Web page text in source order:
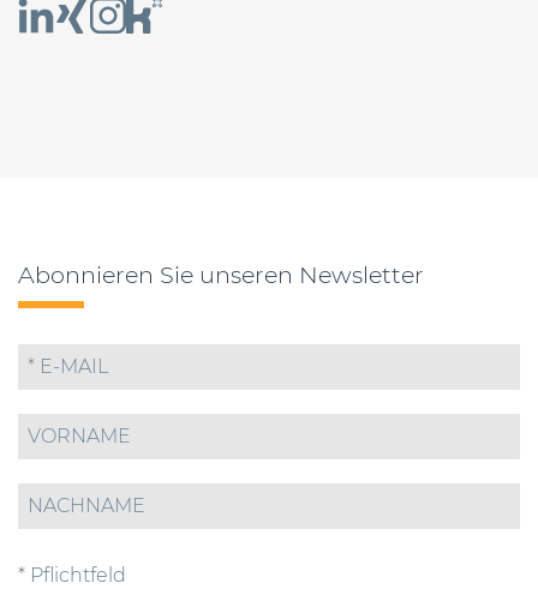
Abonnieren Sie unseren Newsletter
* Pflichtfeld